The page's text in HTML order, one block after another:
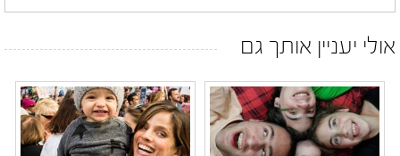
אולי יעניין אותך גם